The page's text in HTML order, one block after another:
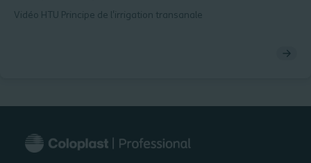
Vidéo HTU Principe de l'irrigation transanale